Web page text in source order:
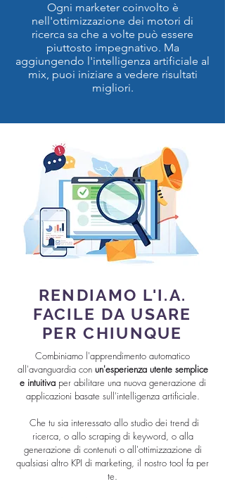
Ogni marketer coinvolto è
nell'ottimizzazione dei motori di
ricerca sa che a volte può essere
piuttosto impegnativo. Ma
aggiungendo l'intelligenza artificiale al
mix, puoi iniziare a vedere risultati
migliori.
RENDIAMO L'I.A.
FACILE DA USARE
PER CHIUNQUE
Combiniamo l'apprendimento automatico
all'avanguardia con un'esperienza utente semplice
e intuitivaper abilitare una nuova generazione di
applicazioni basate sull'intelligenza artificiale.
‍ Che tu sia interessato allo studio dei trend di
ricerca, o allo scraping di keyword, o alla
generazione di contenuti o all'ottimizzazione di
qualsiasi altro KPI di marketing, il nostro tool fa per
te.